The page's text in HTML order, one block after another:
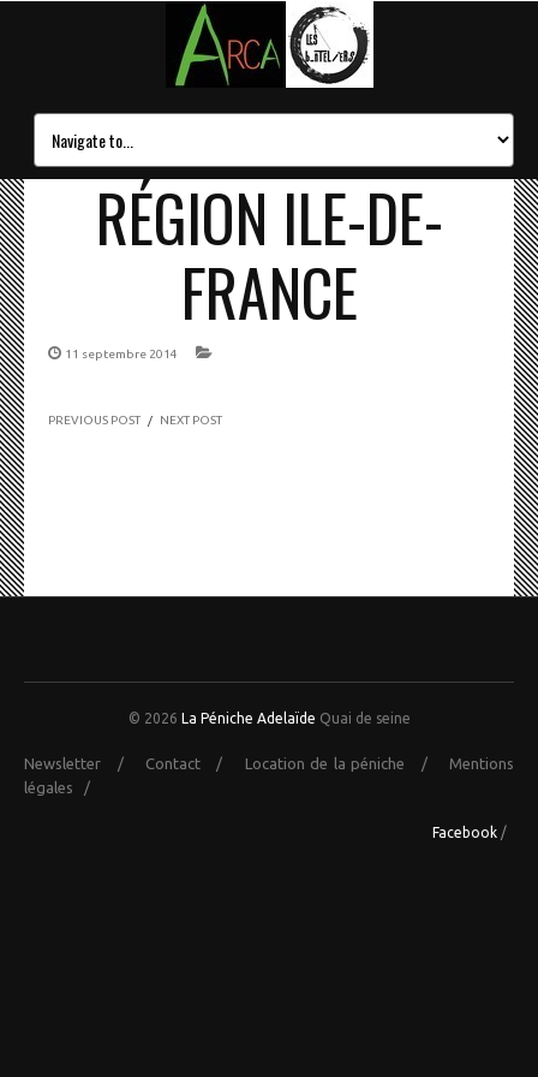
RÉGION ILE-DE-
FRANCE
11 septembre 2014
PREVIOUS POST / NEXT POST
© 2026 La Péniche Adelaïde Quai de seine
Newsletter / Contact/ Location de la péniche /
Mentions
légales /
Facebook /